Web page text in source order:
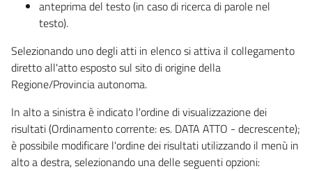
anteprima del testo (in caso di ricerca di parole nel
testo).
Selezionando uno degli atti in elenco si attiva il collegamento
diretto all'atto esposto sul sito di origine della
Regione/Provincia autonoma.
In alto a sinistra è indicato l'ordine di visualizzazione dei
risultati (Ordinamento corrente: es. DATA ATTO - decrescente);
è possibile modificare l'ordine dei risultati utilizzando il menù in
alto a destra, selezionando una delle seguenti opzioni: